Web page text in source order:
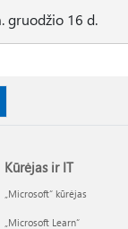
gruodžio 16 d.
Kūrėjas ir IT
„Microsoft“ kūrėjas
„Microsoft Learn“